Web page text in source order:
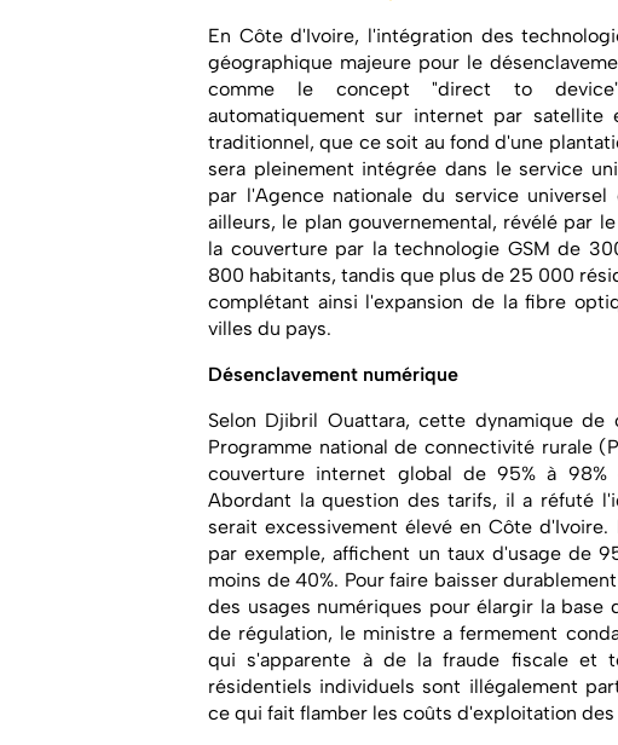
En Côte d'Ivoire, l'intégration des
géographique majeure pour le
comme le concept "direct to
automatiquement sur internet par satellite
traditionnel, que ce soit au fond d'une
sera pleinement intégrée dans le service
par l'Agence nationale du service
ailleurs, le plan gouvernemental, révélé par
la couverture par la technologie GSM de
800 habitants, tandis que plus de 25 000
complétant ainsi l'expansion de la fibre
villes du pays.
Désenclavement numérique
Selon Djibril Ouattara, cette dynamique
Programme national de connectivité rurale
couverture internet global de 95% à
Abordant la question des tarifs, il a réfuté
serait excessivement élevé en Côte
par exemple, affichent un taux d'usage de
moins de 40%. Pour faire baisser
des usages numériques pour élargir la
de régulation, le ministre a fermement
qui s'apparente à de la fraude fiscale et
résidentiels individuels sont illégalement
ce qui fait flamber les coûts d'exploitation